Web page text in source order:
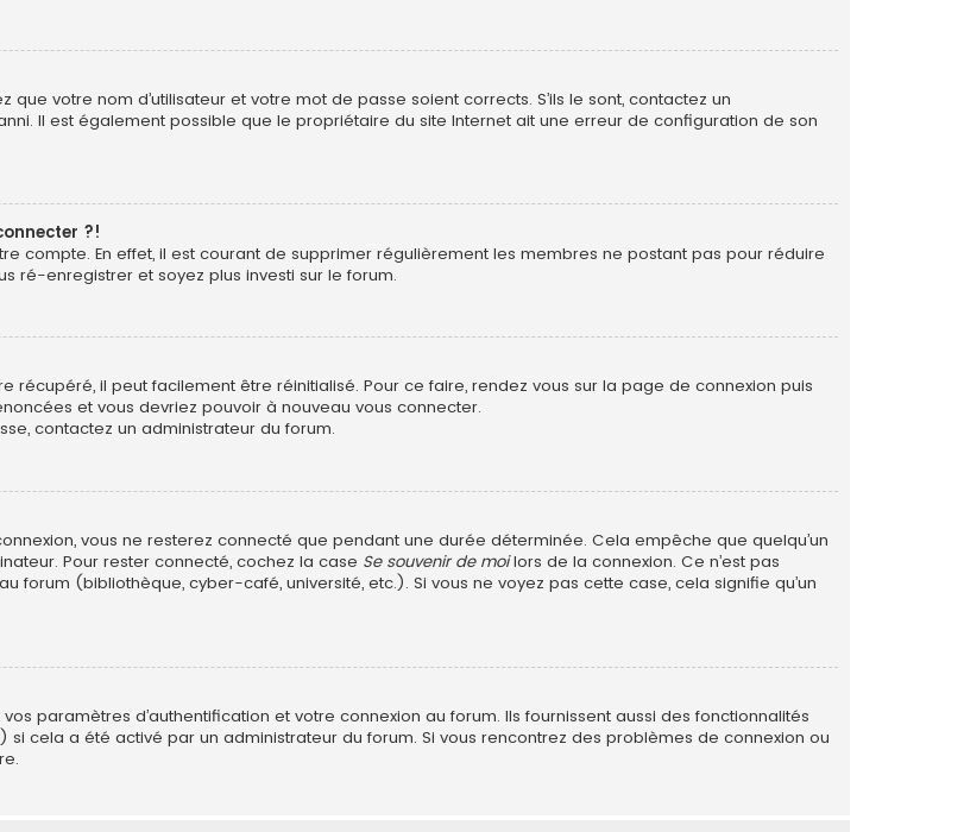
votre nom d’utilisateur et votre mot de passe soient corrects. S’ils le sont, contactez un
Il est également possible que le propriétaire du site Internet ait une erreur de configuration de son
?!
compte. En effet, il est courant de supprimer régulièrement les membres ne postant pas pour réduire
ré-enregistrer et soyez plus investi sur le forum.
il peut facilement être réinitialisé. Pour ce faire, rendez vous sur la page de connexion puis
et vous devriez pouvoir à nouveau vous connecter.
contactez un administrateur du forum.
vous ne resterez connecté que pendant une durée déterminée. Cela empêche que quelqu’un
Pour rester connecté, cochez la case Se souvenir de moilors de la connexion. Ce n’est pas
forum (bibliothèque, cyber-café, université, etc.). Si vous ne voyez pas cette case, cela signifie qu’un
paramètres d’authentification et votre connexion au forum. Ils fournissent aussi des fonctionnalités
cela a été activé par un administrateur du forum. Si vous rencontrez des problèmes de connexion ou